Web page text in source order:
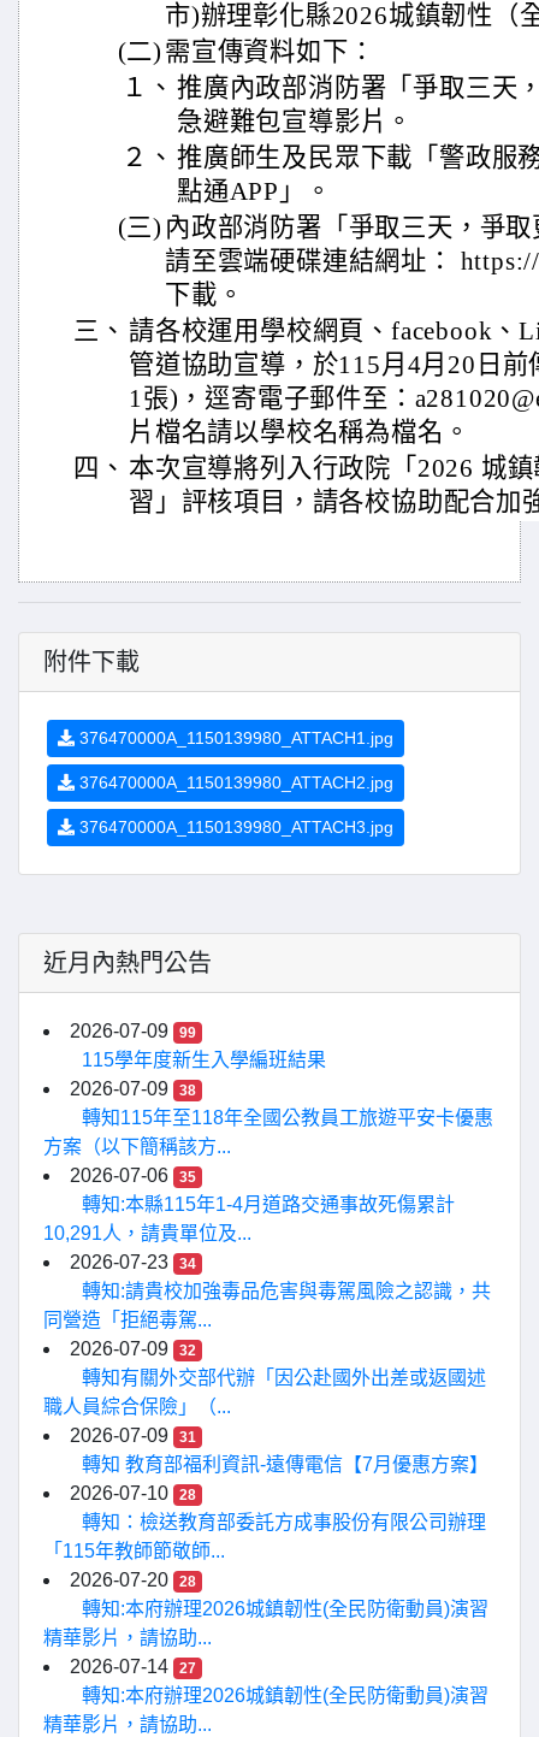
市)辦理彰化縣2026城鎮韌性（
(二) 需宣傳資料如下：
１、 推廣內政部消防署「爭取三天
急避難包宣導影片。
２、 推廣師生及民眾下載「警政服
點通APP」。
(三) 內政部消防署「爭取三天，爭
請至雲端硬碟連結網址：
下載。
三、 請各校運用學校網頁、facebook、
管道協助宣導，於115月4月20日
1張)，逕寄電子郵件至：
片檔名請以學校名稱為檔名。
四、 本次宣導將列入行政院「2026 城
習」評核項目，請各校協助配合加
附件下載
376470000A_1150139980_ATTACH1.jpg
376470000A_1150139980_ATTACH2.jpg
376470000A_1150139980_ATTACH3.jpg
近月內熱門公告
2026-07-09 99
115學年度新生入學編班結果
2026-07-09
38
轉知115年至118年全國公教員工旅遊平安卡優惠
方案（以下簡稱該方...
2026-07-06
35
轉知:本縣115年1-4月道路交通事故死傷累計
10,291人，請貴單位及...
2026-07-23
34
轉知:請貴校加強毒品危害與毒駕風險之認識，共
同營造「拒絕毒駕...
2026-07-09
32
轉知有關外交部代辦「因公赴國外出差或返國述
職人員綜合保險」（...
2026-07-09
31
轉知 教育部福利資訊-遠傳電信【7月優惠方案】
2026-07-10
28
轉知：檢送教育部委託方成事股份有限公司辦理
「115年教師節敬師...
2026-07-20
28
轉知:本府辦理2026城鎮韌性(全民防衛動員)演習
精華影片，請協助...
2026-07-14
27
轉知:本府辦理2026城鎮韌性(全民防衛動員)演習
精華影片，請協助...